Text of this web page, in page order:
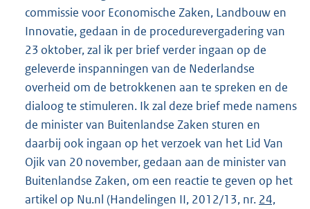
commissie voor Economische Zaken, Landbouw en
Innovatie, gedaan in de procedurevergadering van
23 oktober, zal ik per brief verder ingaan op de
geleverde inspanningen van de Nederlandse
overheid om de betrokkenen aan te spreken en de
dialoog te stimuleren. Ik zal deze brief mede namens
de minister van Buitenlandse Zaken sturen en
daarbij ook ingaan op het verzoek van het Lid Van
Ojik van 20 november, gedaan aan de minister van
Buitenlandse Zaken, om een reactie te geven op het
artikel op Nu.nl (Handelingen II, 2012/13, nr. 24,